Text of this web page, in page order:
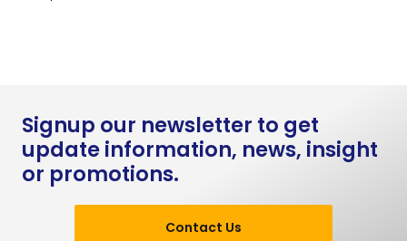
Signup our newsletter to get
update information, news, insight
or promotions.
Contact Us